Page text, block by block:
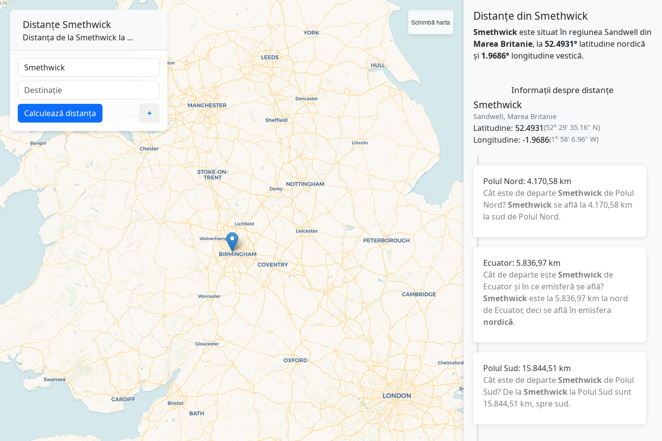
Schimbă harta Distanțe din Smethwick
Smethwickeste situat în regiunea Sandwell din
Marea Britanie, la 52.4931°latitudine nordică
și 1.9686°longitudine vestică.
Informații despre distanțe
Smethwick
Sandwell, Marea Britanie
Latitudine: 52.4931(52° 29' 35.16" N)
Longitudine: -1.9686(1° 58' 6.96" W)
Polul Nord: 4.170,58 km
Cât este de departeSmethwickde Polul
Nord?Smethwickse află la 4.170,58 km
la sud de Polul Nord.
Ecuator: 5.836,97 km
Cât de departe esteSmethwickde
Ecuator și în ce emisferă se află?
Smethwickeste la 5.836,97 km la nord
de Ecuator, deci se află în emisfera
nordică.
Polul Sud: 15.844,51 km
Cât este de departeSmethwickde Polul
Sud? De la Smethwickla Polul Sud sunt
15.844,51 km, spre sud.
Distanțe Smethwick
Distanța de la Smethwick la ...
Calculează distanța +